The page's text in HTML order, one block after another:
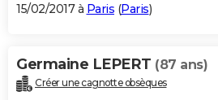
15/02/2017 à Paris (Paris)
Germaine LEPERT (87 ans)
Créer une cagnotte obsèques